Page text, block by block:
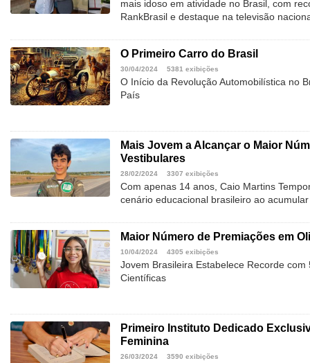
mais idoso em atividade no Brasil, com
RankBrasil e destaque na televisão
O Primeiro Carro do Brasil
30/04/2024 5381 exibições
O Início da Revolução Automobilística no
País
Mais Jovem a Alcançar o Maior
Vestibulares
28/02/2024 3307 exibições
Com apenas 14 anos, Caio Martins
cenário educacional brasileiro ao
Maior Número de Premiações em
10/04/2024 4305 exibições
Jovem Brasileira Estabelece Recorde
Científicas
Primeiro Instituto Dedicado
Feminina
26/03/2024 3590 exibições